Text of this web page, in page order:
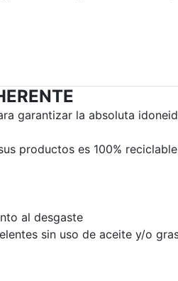
garantizar la absoluta
productos es 100% reciclable
al desgaste
sin uso de aceite y/o